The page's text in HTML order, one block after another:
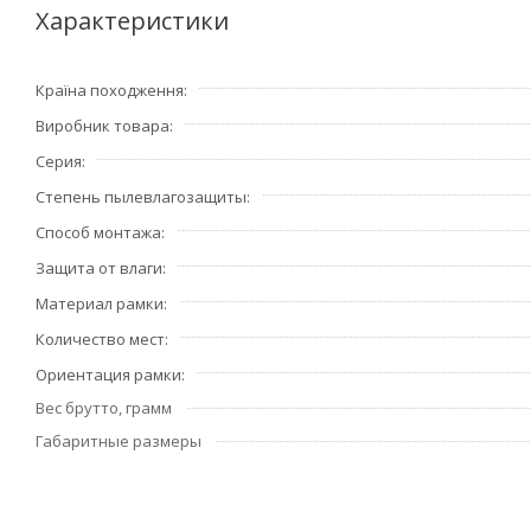
Рамки защелкиваются в четырех точках крепления
Характеристики
Країна походження
Виробник товара
Серия
Степень пылевлагозащиты
Способ монтажа
Защита от влаги
Материал рамки
Количество мест
Ориентация рамки
Вес брутто, грамм
Габаритные размеры